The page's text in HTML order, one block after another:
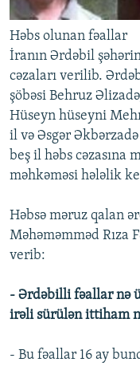
XƏBƏR BÜLLETENLƏRIMIZ
Həbs olunan fəallar
İranın Ərdəbil
cəzaları verilib.
şöbəsi Behruz
Hüseyn hüseyni
il və Əsgər
beş il həbs cəzasına
məhkəməsi hələlik
Həbsə məruz qalan
Məhəməmməd Rıza
verib:
- Ərdəbilli fəallar nə
irəli sürülən ittiham
- Bu fəallar 16 ay